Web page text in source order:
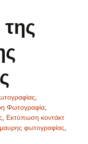
Φωτογραφία
Εκτύπωση κοντάκτ
φωτογραφίας